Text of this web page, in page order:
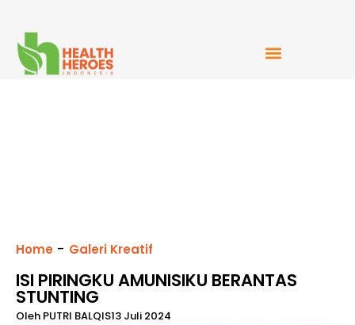
Home - Galeri Kreatif
ISI PIRINGKU AMUNISIKU BERANTAS
STUNTING
Oleh PUTRI BALQIS13 Juli 2024